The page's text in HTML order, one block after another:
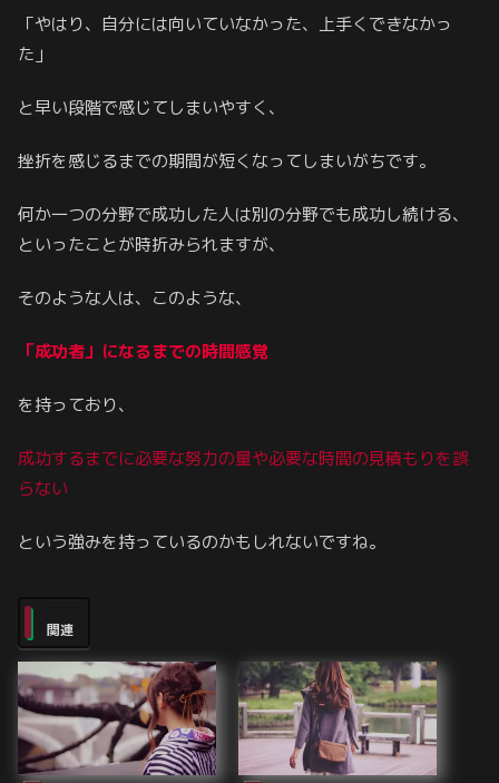
「やはり、自分には向いていなかった、上手くできなかっ
た」
と早い段階で感じてしまいやすく、
挫折を感じるまでの期間が短くなってしまいがちです。
何か一つの分野で成功した人は別の分野でも成功し続ける、
といったことが時折みられますが、
そのような人は、このような、
「成功者」になるまでの時間感覚
を持っており、
成功するまでに必要な努力の量や必要な時間の見積もりを誤
らない
という強みを持っているのかもしれないですね。
関連